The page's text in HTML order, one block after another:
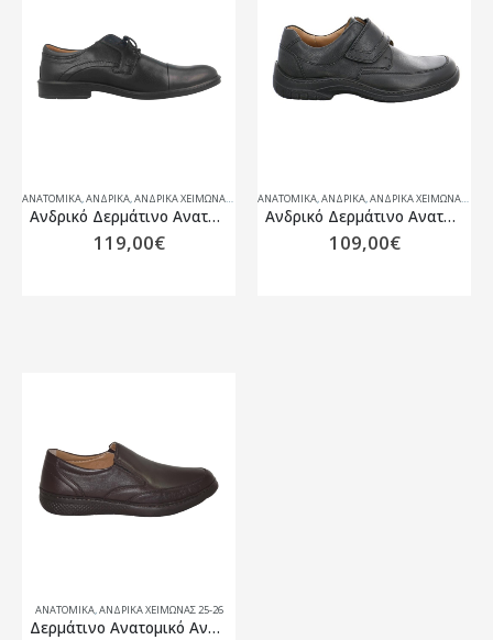
ΑΝΑΤΟΜΙΚΆ,ΑΝΔΡΙΚΑ,ΑΝΔΡΙΚΆ ΧΕΙΜΏΝΑΣ 25-26
Ανδρικό Δερμάτινο Ανατομικό υπόδημα Jomos 208217
119,00€
ΑΝΑΤΟΜΙΚΆ,ΑΝΔΡΙΚΑ,ΑΝΔΡΙΚΆ ΧΕΙΜΏΝΑΣ 25-26
Ανδρικό Δερμάτινο Ανατομικό υπόδημα Jomos 406203
109,00€
ΑΝΑΤΟΜΙΚΆ,ΑΝΔΡΙΚΆ ΧΕΙΜΏΝΑΣ 25-26
Δερμάτινο Ανατομικό Ανδρικό Υπόδημα LAZAR & LUCA 21260